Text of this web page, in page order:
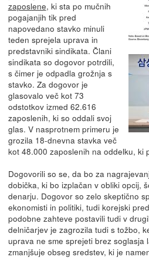
zaposlene, ki sta po mučnih
pogajanjih tik pred
napovedano stavko minuli
teden sprejela uprava in
predstavniki sindikata. Člani
sindikata so dogovor potrdili,
s čimer je odpadla grožnja s
stavko. Za dogovor je
glasovalo več kot 73
odstotkov izmed 62.616
zaposlenih, ki so oddali svoj
glas. V nasprotnem primeru je
grozila 18-dnevna stavka več
kot 48.000 zaposlenih na oddelku, ki
Dogovorili so se, da bo za
dobička, ki bo izplačan v obliki opcij,
denarju. Dogovor so zelo skeptično
ekonomisti in politiki, tudi korejski
podobne zahteve postavili tudi v
delničarjev je zagrozila tudi s tožbo,
uprava ne sme sprejeti brez soglasja
zmanjšuje obseg sredstev, ki je